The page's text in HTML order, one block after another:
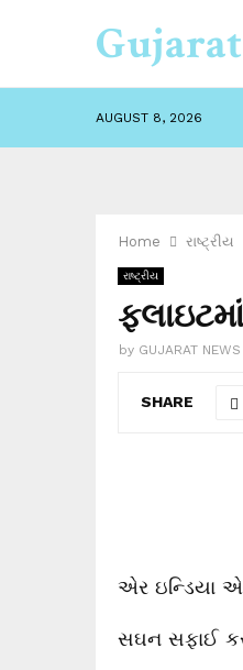
AUGUST 8, 2026
Home રાષ્ટ્રીય
રાષ્ટ્રીય
by GUJARAT
SHARE
એર ઇન્ડિયા
સઘન સફાઈ